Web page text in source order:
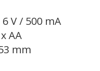
V / 500 mA
AA
mm